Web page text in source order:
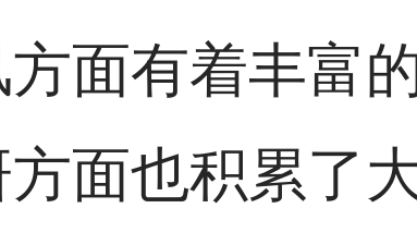
面有着丰富
面也积累了